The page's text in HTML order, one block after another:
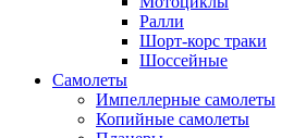
Ралли
Шорт-корс траки
Шоссейные
Самолеты
Импеллерные самолеты
Копийные самолеты